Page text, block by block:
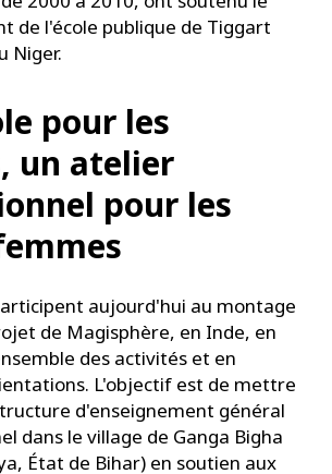
de l'école publique de Tiggart
Niger.
pour les
un atelier
pour les
aujourd'hui au montage
de Magisphère, en Inde, en
des activités et en
L'objectif est de mettre
d'enseignement général
dans le village de Ganga Bigha
État de Bihar) en soutien aux